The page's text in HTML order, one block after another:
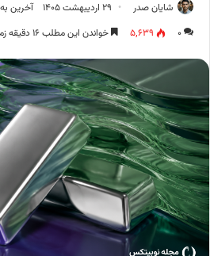
شایان صدر ۲۹ اردیبهشت ۱۴۰۵
آخرین
۰
۵,۶۳۹ خواندن این مطلب ۱۶ دقیقه زمان می‌برد